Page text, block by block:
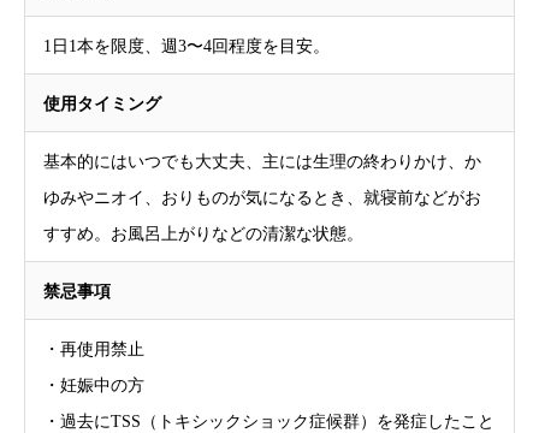
1日1本を限度、週3〜4回程度を目安。
使用タイミング
基本的にはいつでも大丈夫、主には生理の終わりかけ、か
ゆみやニオイ、おりものが気になるとき、就寝前などがお
すすめ。お風呂上がりなどの清潔な状態。
禁忌事項
・再使用禁止
・妊娠中の方
・過去にTSS（トキシックショック症候群）を発症したこと